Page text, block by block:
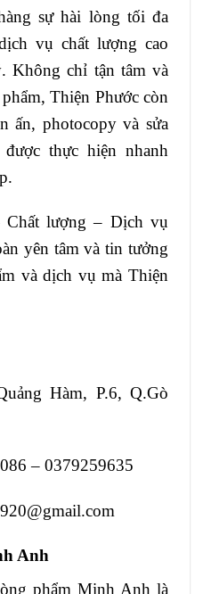
sự hài lòng tối đa
vụ chất lượng cao
Không chỉ tận tâm và
Thiện Phước còn
ấn, photocopy và sửa
thực hiện nhanh
lượng – Dịch vụ
yên tâm và tin tưởng
và dịch vụ mà Thiện
Hàm, P.6, Q.Gò
– 0379259635
Anh
phẩm Minh Anh là